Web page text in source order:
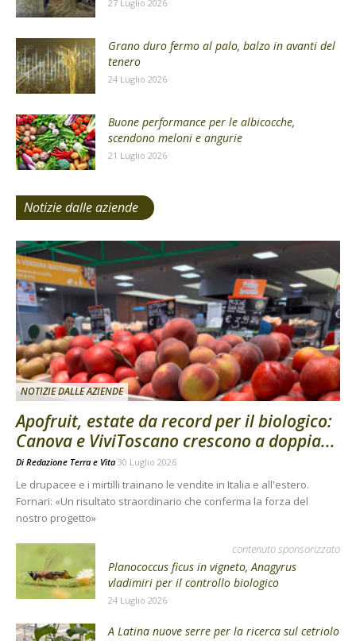
27 Luglio 2026
Grano duro fermo al palo, balzo in avanti del
tenero
24 Luglio 2026
Buone performance per le albicocche,
scendono meloni e angurie
21 Luglio 2026
Notizie dalle aziende
NOTIZIE DALLE AZIENDE
Apofruit, estate da record per il biologico:
Canova e ViviToscano crescono a doppia...
Di Redazione Terra e Vita 30 Luglio 2026
Le drupacee e i mirtilli trainano le vendite in Italia e all'estero.
Fornari: «Un risultato straordinario che conferma la forza del
nostro progetto»
contenuto sponsorizzato
Planococcus ficus in vigneto, Anagyrus
vladimiri per il controllo biologico
24 Luglio 2026
A Latina nuove serre per la ricerca sul cetriolo